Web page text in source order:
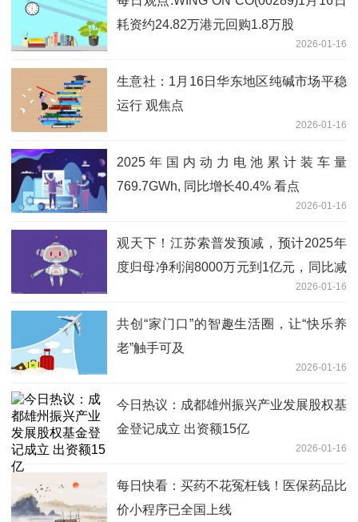
耗资约24.82万港元回购1.8万股
2026-01-16
生意社：1月16日华东地区纯碱市场平稳
运行 观焦点
2026-01-16
2025年国内动力电池累计装车量
769.7GWh, 同比增长40.4% 看点
2026-01-16
观天下！江苏索普发预减，预计2025年
度归母净利润8000万元到1亿元，同比减
2026-01-16
共创“家门口”的智趣生活圈，让“快乐养
老”触手可及
2026-01-16
今日热议：成都雄州振兴产业发展股权基
金登记成立 出资额15亿
2026-01-16
每日快看：买药不花冤枉钱！医保药品比
价小程序已全国上线